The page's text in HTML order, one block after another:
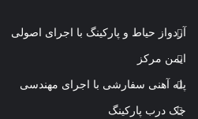
آردواز حیاط و پارکینگ با اجرای اصولی
ایمن مرکز
پله آهنی سفارشی با اجرای مهندسی
جک درب پارکینگ